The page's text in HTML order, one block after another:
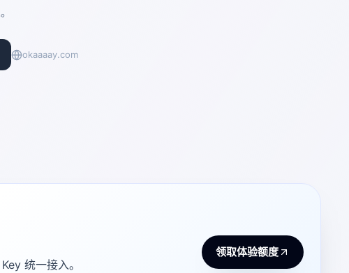
okaaaay.com
统一接入。
领取体验额度